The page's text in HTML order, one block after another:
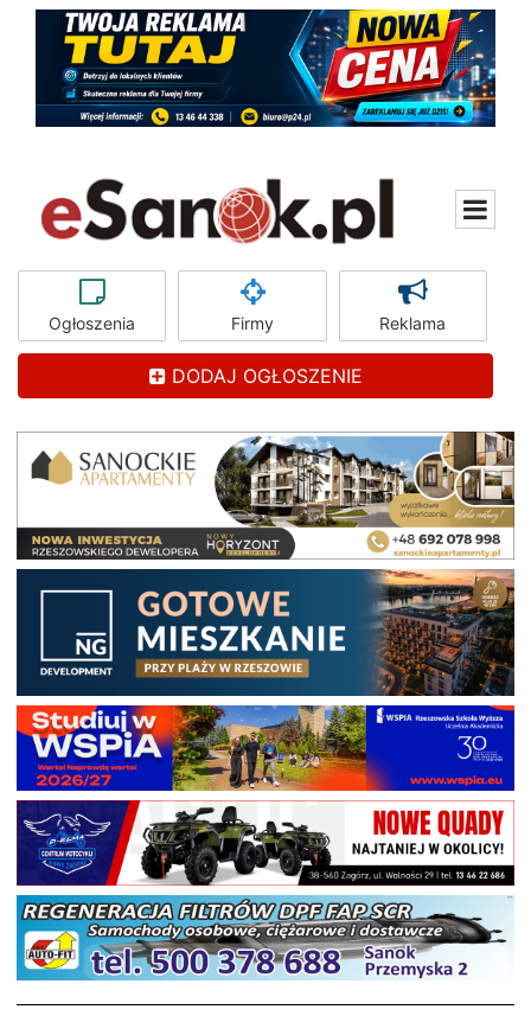
Ogłoszenia Firmy Reklama
DODAJ OGŁOSZENIE